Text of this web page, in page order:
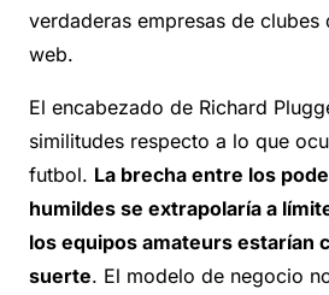
verdaderas empresas de clubes
web.
El encabezado de Richard
similitudes respecto a lo que
futbol. La brecha entre los
humildes se extrapolaría a
los equipos amateurs estarían
suerte. El modelo de negocio